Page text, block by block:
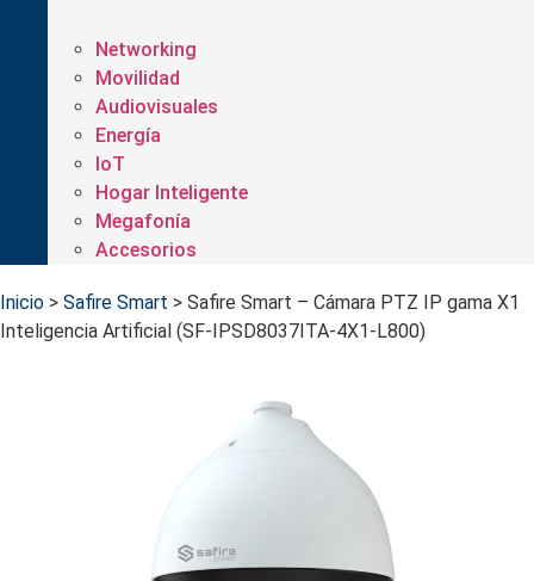
Networking
Movilidad
Audiovisuales
Energía
IoT
Hogar Inteligente
Megafonía
Accesorios
Inicio > Safire Smart > Safire Smart – Cámara PTZ IP gama X1
Inteligencia Artificial (SF-IPSD8037ITA-4X1-L800)